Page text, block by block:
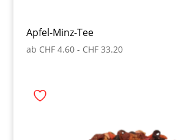
Apfel-Minz-Tee
ab CHF4.60- CHF33.20